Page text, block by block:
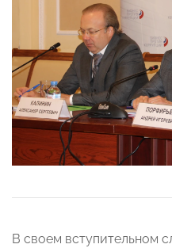
В своем вступительном